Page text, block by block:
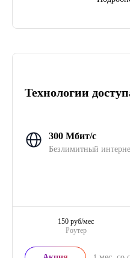
Технологии
300 Мбит/с
Безлимитный
Роутер
150 руб/мес